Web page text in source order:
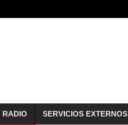
RADIO SERVICIOS EXTERNOS